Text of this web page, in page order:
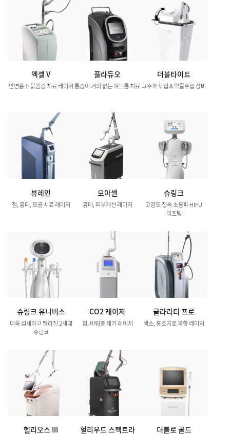
엑셀 V
안면홍조 붉음증 치료 레이저
플라듀오
통증이 거의 없는 여드름 치료
더블타이트
고주파 투입 & 약물주입 장비
뷰레인
점, 흉터, 모공 치료 레이저
모아셀
흉터, 피부개선 레이저
슈링크
고강도 집속 초음파 HIFU
리프팅
슈링크 유니버스
더욱 섬세하고 빨라진 2세대
슈링크
CO2 레이저
점, 비립종 제거 레이저
클라리티 프로
색소, 홍조치료 복합 레이저
헬리오스 III 헐리우드 스펙트라 더블로 골드